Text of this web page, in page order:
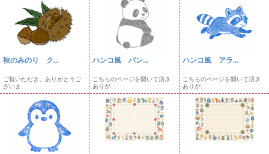
秋のみのり ク...
ご覧いただき、ありがとうご
ざいま...
ハンコ風 パン...
こちらのページを開いて頂き
ありが...
ハンコ風 アラ...
こちらのページを開いて頂き
ありが...